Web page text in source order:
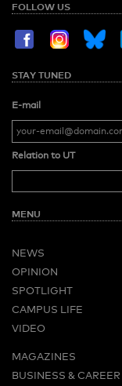
FOLLOW US
STAY TUNED
E-mail
Relation to UT
MENU
NEWS
OPINION
SPOTLIGHT
CAMPUS LIFE
VIDEO
MAGAZINES
BUSINESS & CAREER